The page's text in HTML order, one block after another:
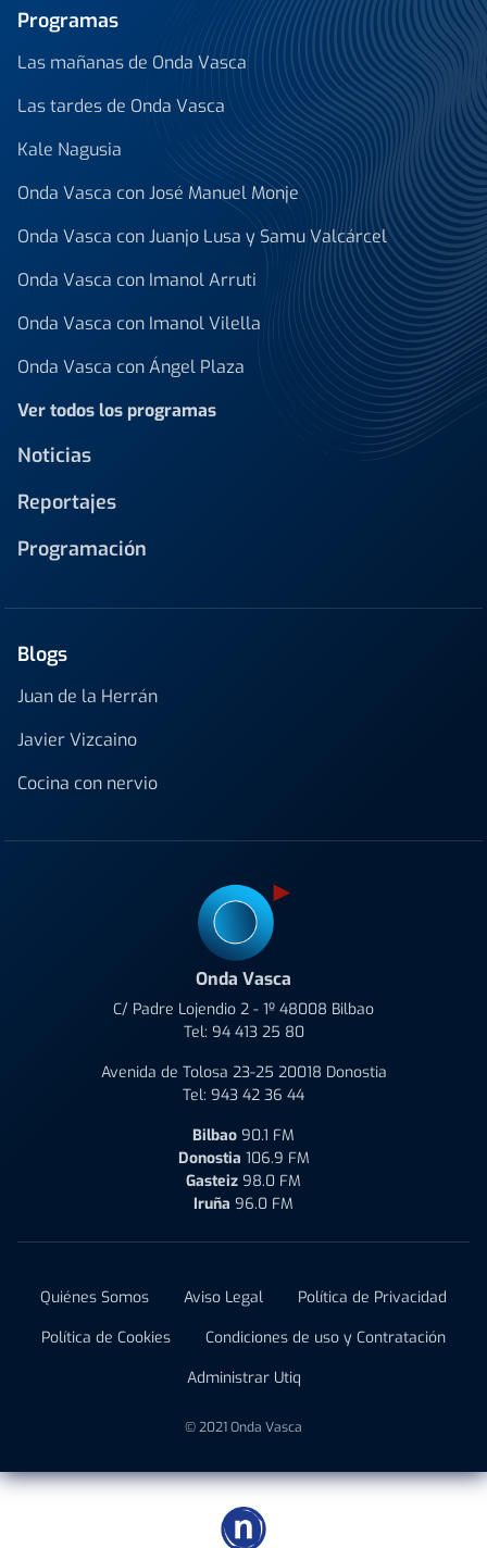
Programas
Las mañanas de Onda Vasca
Las tardes de Onda Vasca
Kale Nagusia
Onda Vasca con José Manuel Monje
Onda Vasca con Juanjo Lusa y Samu Valcárcel
Onda Vasca con Imanol Arruti
Onda Vasca con Imanol Vilella
Onda Vasca con Ángel Plaza
Ver todos los programas
Noticias
Reportajes
Programación
Blogs
Juan de la Herrán
Javier Vizcaino
Cocina con nervio
Onda Vasca
C/ Padre Lojendio 2 - 1º 48008 Bilbao
Tel: 94 413 25 80
Avenida de Tolosa 23-25 20018 Donostia
Tel: 943 42 36 44
Bilbao 90.1 FM
Donostia 106.9 FM
Gasteiz 98.0 FM
Iruña 96.0 FM
Quiénes Somos Aviso Legal
Política de Privacidad
Política de Cookies
Condiciones de uso y Contratación
Administrar Utiq
© 2021 Onda Vasca